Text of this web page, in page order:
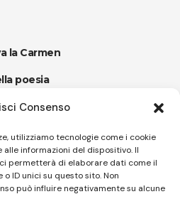
Consenso
utilizziamo tecnologie come i cookie
informazioni del dispositivo. Il
permetterà di elaborare dati come il
ID unici su questo sito. Non
può influire negativamente su alcune
la Carmen
poesia
Follow US
Informazione Diffusione Innovazione
- Via Jacopo Nardi 21 - 50132